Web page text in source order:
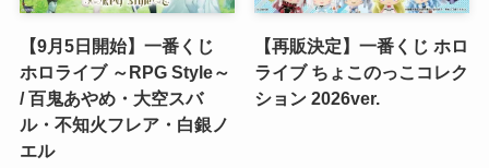
【9月5日開始】一番くじ
ホロライブ ～RPG Style～
/ 百鬼あやめ・大空スバ
ル・不知火フレア・白銀ノ
エル
【再販決定】一番くじ ホロ
ライブ ちょこのっこコレク
ション 2026ver.